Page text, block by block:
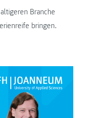
Branche
bringen.